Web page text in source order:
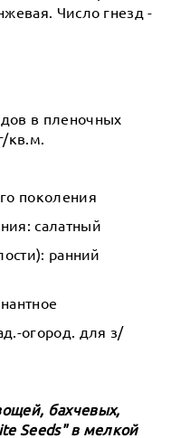
Число гнезд -
в пленочных
кв.м.
поколения
салатный
ранний
огород. для з/
бахчевых,
Seeds" в мелкой